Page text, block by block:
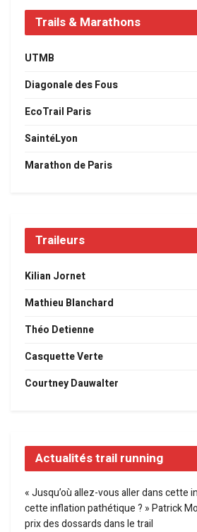
Trails & Marathons
UTMB
Diagonale des Fous
EcoTrail Paris
SaintéLyon
Marathon de Paris
Traileurs
Kilian Jornet
Mathieu Blanchard
Théo Detienne
Casquette Verte
Courtney Dauwalter
Actualités trail running
« Jusqu’où allez-vous aller dans cette
cette inflation pathétique ? » Patrick
prix des dossards dans le trail